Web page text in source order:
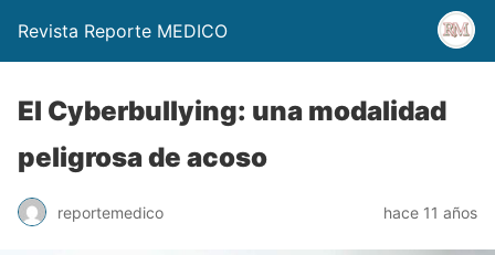
Revista Reporte MEDICO
El Cyberbullying: una modalidad
peligrosa de acoso
reportemedico hace 11 años